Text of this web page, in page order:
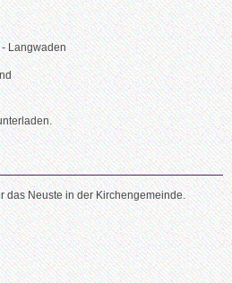
Langwaden
das Neuste in der Kirchengemeinde.